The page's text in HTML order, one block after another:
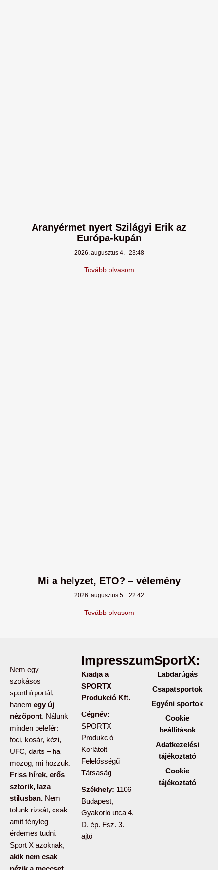
Aranyérmet nyert Szilágyi Erik az
Európa-kupán
2026. augusztus 4. 23:48
Tovább olvasom
Mi a helyzet, ETO? – vélemény
2026. augusztus 5. 22:42
Tovább olvasom
Nem egy
szokásos
sporthírportál,
hanem egy új
nézőpont. Nálunk
minden belefér:
foci, kosár, kézi,
UFC, darts – ha
mozog, mi hozzuk.
Friss hírek, erős
sztorik, laza
stílusban. Nem
tolunk rizsát, csak
amit tényleg
érdemes tudni.
Sport X azoknak,
akik nem csak
Impresszum:
Kiadja a
SPORTX
Produkció Kft.
Cégnév:
SPORTX
Produkció
Korlátolt
Felelősségű
Társaság
Székhely: 1106
Budapest,
Gyakorló utca 4.
D. ép. Fsz. 3.
ajtó
SportX:
Labdarúgás
Csapatsportok
Egyéni sportok
Cookie
beállítások
Adatkezelési
tájékoztató
Cookie
tájékoztató